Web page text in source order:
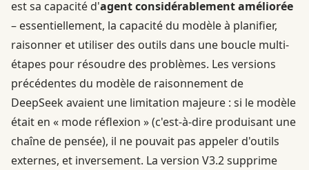
est sa capacité d'agent considérablement améliorée
– essentiellement, la capacité du modèle à planifier,
raisonner et utiliser des outils dans une boucle multi-
étapes pour résoudre des problèmes. Les versions
précédentes du modèle de raisonnement de
DeepSeek avaient une limitation majeure : si le modèle
était en « mode réflexion » (c'est-à-dire produisant une
chaîne de pensée), il ne pouvait pas appeler d'outils
externes, et inversement. La version V3.2 supprime